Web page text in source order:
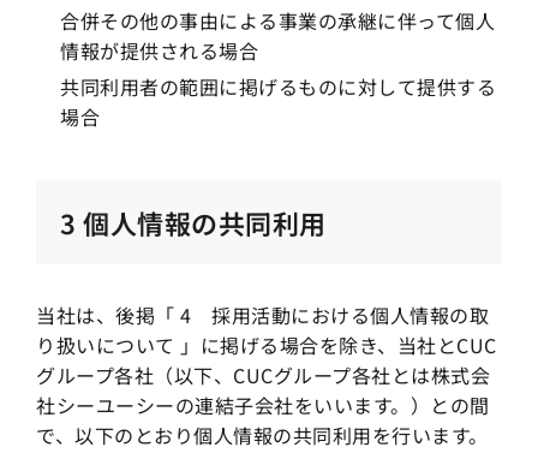
合併その他の事由による事業の承継に伴って個人
情報が提供される場合
共同利用者の範囲に掲げるものに対して提供する
場合
3 個人情報の共同利用
当社は、後掲「 4 採用活動における個人情報の取
り扱いについて 」に掲げる場合を除き、当社とCUC
グループ各社（以下、CUCグループ各社とは株式会
社シーユーシーの連結子会社をいいます。）との間
で、以下のとおり個人情報の共同利用を行います。